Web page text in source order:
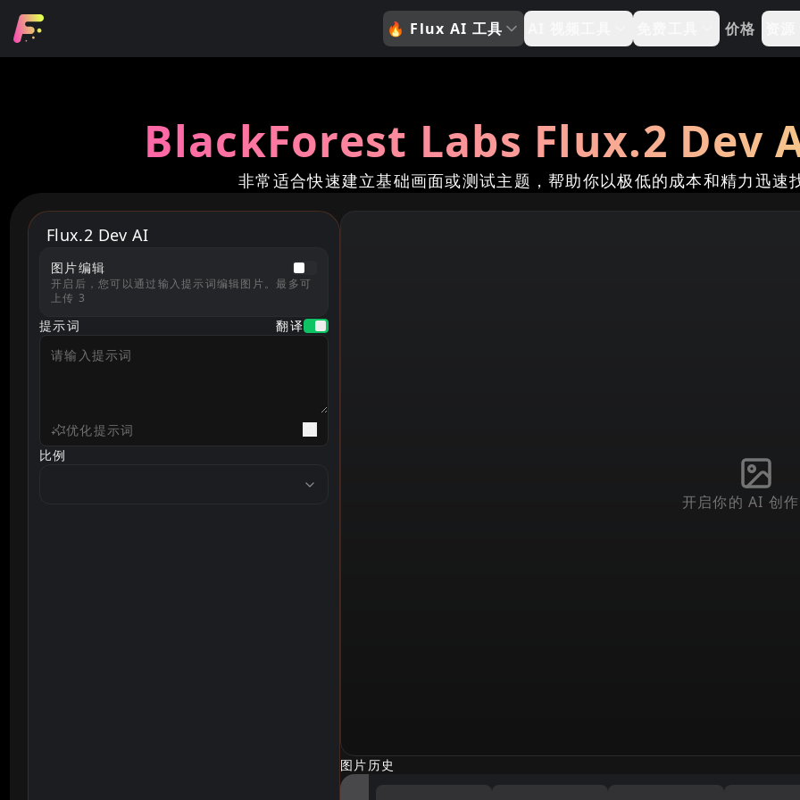
🔥 Flux AI 工具 价格
BlackForest Labs Flux.2 Dev
非常适合快速建立基础画面或测试主题，帮助你以极低的成本和精力迅速
Flux.2 Dev AI
图片编辑
开启后，您可以通过输入提示词编辑图片。最多可
上传 3
提示词 翻译
优化提示词
比例
开启你的 AI 创
图片历史